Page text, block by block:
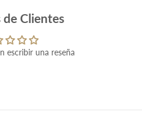
de Clientes
escribir una reseña